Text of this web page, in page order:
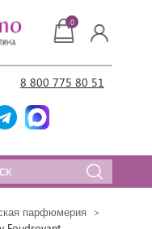
8 800 775 80 51
0
парфюмерия